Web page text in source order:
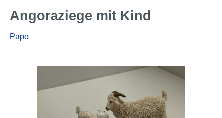
Angoraziege mit Kind
Papo